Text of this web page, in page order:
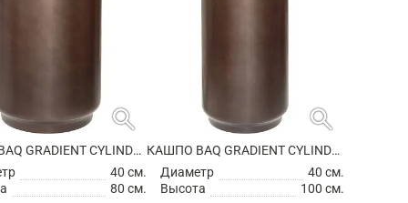
search
КАШПО BAQ GRADIENT CYLINDER MATT COFFEE (С ТЕХНИЧЕСКИМ ГОРШКОМ)
40 см.
80 см.
search
КАШПО BAQ GRADIENT CYLINDER MATT COFFEE (С ТЕХНИЧЕСКИМ ГОРШКОМ)
Диаметр
40 см.
Высота
100 см.